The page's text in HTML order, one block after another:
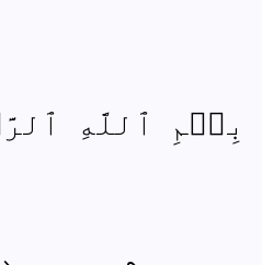
بِسۡمِ ٱللَّهِ